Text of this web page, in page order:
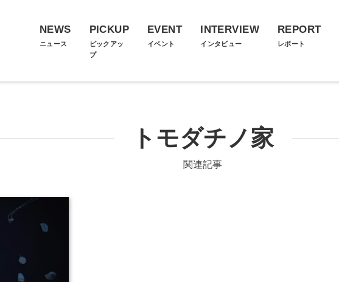
NEWS
ニュース
PICKUP
ピックアッ
プ
EVENT
イベント
INTERVIEW
インタビュー
REPORT
レポート
トモダチノ家
関連記事